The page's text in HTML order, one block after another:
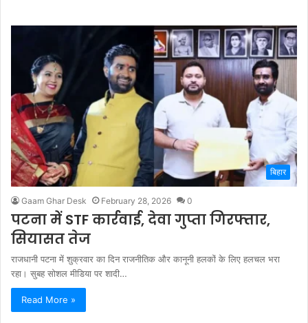
बिहार
Gaam Ghar Desk February 28, 2026 0
पटना में STF कार्रवाई, देवा गुप्ता गिरफ्तार,
सियासत तेज
राजधानी पटना में शुक्रवार का दिन राजनीतिक और कानूनी हलकों के लिए हलचल भरा
रहा। सुबह सोशल मीडिया पर शादी…
Read More »